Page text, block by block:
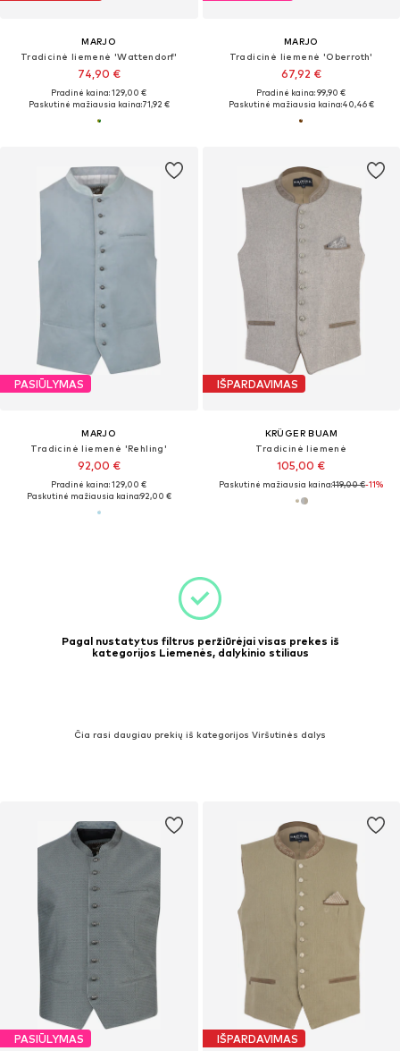
MARJO
Tradicinė liemenė 'Wattendorf'
74,90 €
Pradinė kaina: 129,00 €
Paskutinė mažiausia kaina:71,92 €
MARJO
Tradicinė liemenė 'Oberroth'
67,92 €
Pradinė kaina: 99,90 €
Paskutinė mažiausia kaina:40,46 €
PASIŪLYMAS
MARJO
Tradicinė liemenė 'Rehling'
92,00 €
Pradinė kaina: 129,00 €
Paskutinė mažiausia kaina:92,00 €
IŠPARDAVIMAS
KRÜGER BUAM
Tradicinė liemenė
105,00 €
Paskutinė mažiausia kaina:119,00 €-11%
Pagal nustatytus filtrus peržiūrėjai visas prekes iš
kategorijos Liemenės, dalykinio stiliaus
Čia rasi daugiau prekių iš kategorijos Viršutinės dalys
PASIŪLYMAS IŠPARDAVIMAS